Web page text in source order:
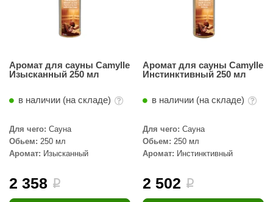
Аромат для сауны Camylle
Изысканный 250 мл
в наличии (на складе)
Для чего: Сауна
Обьем: 250 мл
Аромат: Изысканный
2 358 i
Аромат для сауны Camylle
Инстинктивный 250 мл
в наличии (на складе)
Для чего: Сауна
Обьем: 250 мл
Аромат: Инстинктивный
2 502 i